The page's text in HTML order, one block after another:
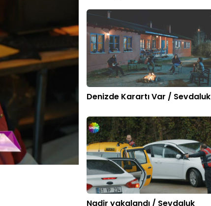
Oynatma
Hızı
Denizde Karartı Var / Sevdaluk
Nadir yakalandı / Sevdaluk